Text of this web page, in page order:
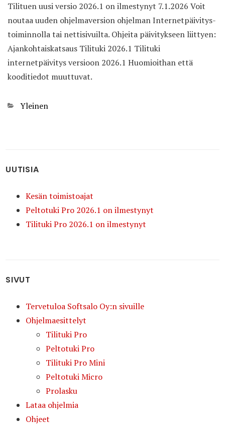
Tilituen uusi versio 2026.1 on ilmestynyt 7.1.2026 Voit
noutaa uuden ohjelmaversion ohjelman Internetpäivitys-
toiminnolla tai nettisivuilta. Ohjeita päivitykseen liittyen:
Ajankohtaiskatsaus Tilituki 2026.1 Tilituki
internetpäivitys versioon 2026.1 Huomioithan että
kooditiedot muuttuvat.
Categories
Yleinen
UUTISIA
Kesän toimistoajat
Peltotuki Pro 2026.1 on ilmestynyt
Tilituki Pro 2026.1 on ilmestynyt
SIVUT
Tervetuloa Softsalo Oy:n sivuille
Ohjelmaesittelyt
Tilituki Pro
Peltotuki Pro
Tilituki Pro Mini
Peltotuki Micro
Prolasku
Lataa ohjelmia
Ohjeet